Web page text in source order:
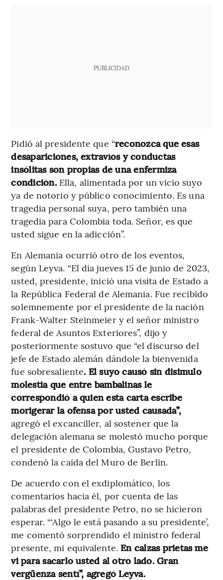
PUBLICIDAD
Pidió al presidente que “reconozca que esas
desapariciones, extravíos y conductas
insólitas son propias de una enfermiza
condición. Ella, alimentada por un vicio suyo
ya de notorio y público conocimiento. Es una
tragedia personal suya, pero también una
tragedia para Colombia toda. Señor, es que
usted sigue en la adicción”.
En Alemania ocurrió otro de los eventos,
según Leyva. “El día jueves 15 de junio de 2023,
usted, presidente, inició una visita de Estado a
la República Federal de Alemania. Fue recibido
solemnemente por el presidente de la nación
Frank-Walter Steinmeier y el señor ministro
federal de Asuntos Exteriores”, dijo y
posteriormente sostuvo que “el discurso del
jefe de Estado alemán dándole la bienvenida
fue sobresaliente. El suyo causó sin disimulo
molestia que entre bambalinas le
correspondió a quien esta carta escribe
morigerar la ofensa por usted causada”,
agregó el excanciller, al sostener que la
delegación alemana se molestó mucho porque
el presidente de Colombia, Gustavo Petro,
condenó la caída del Muro de Berlín.
De acuerdo con el exdiplomático, los
comentarios hacia él, por cuenta de las
palabras del presidente Petro, no se hicieron
esperar. “‘Algo le está pasando a su presidente’,
me comentó sorprendido el ministro federal
presente, mi equivalente.En calzas prietas me
vi para sacarlo usted al otro lado. Gran
vergüenza sentí”, agregó Leyva.